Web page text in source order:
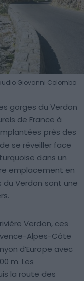
Giovanni Colombo
gorges du Verdon
de France à
près des
se réveiller face
dans un
emplacement en
du Verdon sont une
Verdon, ces
Alpes-Côte
d’Europe avec
m. Les
la route des